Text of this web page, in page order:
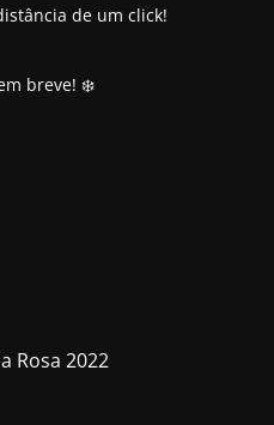
de um click!
breve! ❄️
Rosa 2022